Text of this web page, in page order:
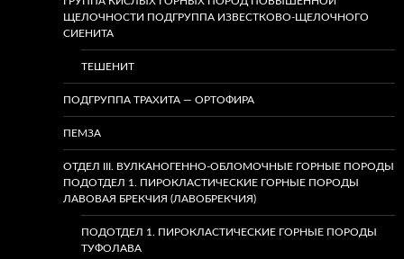
ЩЕЛОЧНОСТИ ПОДГРУППА ИЗВЕСТКОВО-ЩЕЛОЧНОГО
СИЕНИТА
ТЕШЕНИТ
ПОДГРУППА ТРАХИТА — ОРТОФИРА
ПЕМЗА
ОТДЕЛ III. ВУЛКАНОГЕННО-ОБЛОМОЧНЫЕ ГОРНЫЕ ПОРОДЫ
ПОДОТДЕЛ 1. ПИРОКЛАСТИЧЕСКИЕ ГОРНЫЕ ПОРОДЫ
ЛАВОВАЯ БРЕКЧИЯ (ЛАВОБРЕКЧИЯ)
ПОДОТДЕЛ 1. ПИРОКЛАСТИЧЕСКИЕ ГОРНЫЕ ПОРОДЫ
ТУФОЛАВА